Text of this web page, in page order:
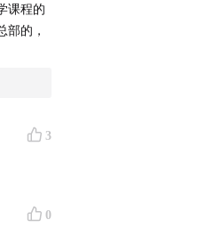
课程的
部的，
3
0